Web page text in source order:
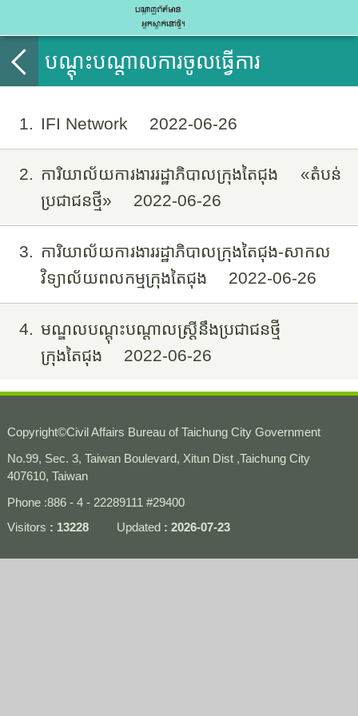
បណ្តុះបណ្ដាលការចូលធ្វើការ
1 IFI Network 2022-06-26
2
ការិយាល័យការងាររដ្ឋាភិបាលក្រុងតៃជុង «តំបន់
ប្រជាជនថ្មី»
2022-06-26
3
ការិយាល័យការងាររដ្ឋាភិបាលក្រុងតៃជុង-សាកល
វិទ្យាល័យពលកម្មក្រុងតៃជុង
2022-06-26
4
មណ្ឌលបណ្តុះបណ្ដាលស្រ្ដីនឹងប្រជាជនថ្មី
ក្រុងតៃជុង
2022-06-26
Copyright©Civil Affairs Bureau of Taichung City Government
No.99, Sec. 3, Taiwan Boulevard, Xitun Dist ,Taichung City
407610, Taiwan
Phone :886 - 4 - 22289111 #29400
Visitors
13228 Updated 2026-07-23